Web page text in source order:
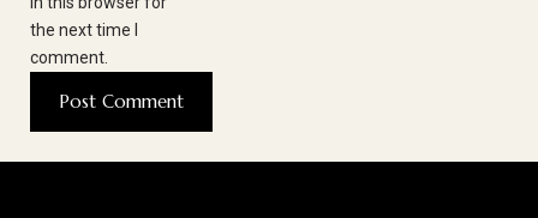
the next time I
comment.